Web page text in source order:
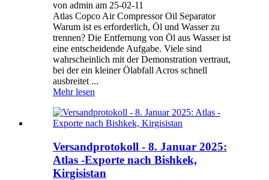
von admin am 25-02-11
Atlas Copco Air Compressor Oil Separator
Warum ist es erforderlich, Öl und Wasser zu
trennen? Die Entfernung von Öl aus Wasser ist
eine entscheidende Aufgabe. Viele sind
wahrscheinlich mit der Demonstration vertraut,
bei der ein kleiner Ölabfall Acros schnell
ausbreitet ...
Mehr lesen
Versandprotokoll - 8. Januar 2025:
Atlas -Exporte nach Bishkek,
Kirgisistan